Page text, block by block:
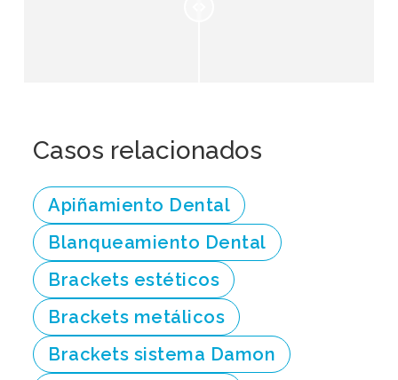
Casos relacionados
Apiñamiento Dental
Blanqueamiento Dental
Brackets estéticos
Brackets metálicos
Brackets sistema Damon